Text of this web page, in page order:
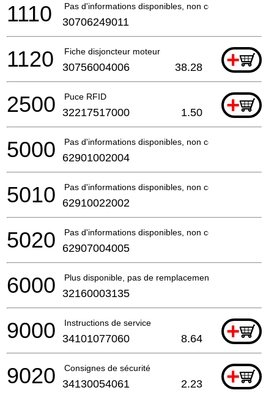
Pas d'informations disponibles, non commandable
1110 30706249011
Fiche disjoncteur moteur +
1120 30756004006 38.28
Puce RFID +
2500 32217517000 1.50
Pas d'informations disponibles, non commandable
5000 62901002004
Pas d'informations disponibles, non commandable
5010 62910022002
Pas d'informations disponibles, non commandable
5020 62907004005
Plus disponible, pas de remplacement
6000 32160003135
Instructions de service +
9000 34101077060 8.64
Consignes de sécurité +
9020 34130054061 2.23